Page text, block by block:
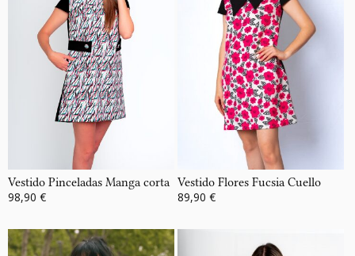
Vestido Pinceladas Manga corta
98,90 €
Vestido Flores Fucsia Cuello
89,90 €